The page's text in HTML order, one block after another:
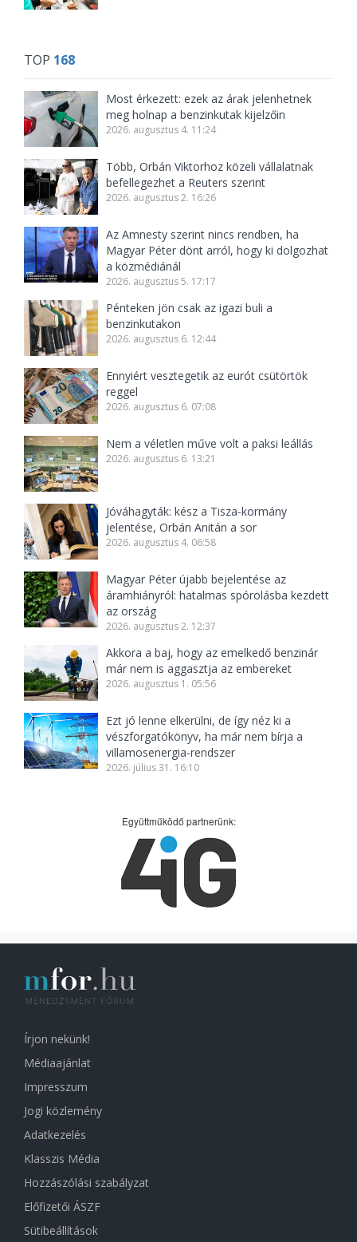
TOP 168
Most érkezett: ezek az árak jelenhetnek
meg holnap a benzinkutak kijelzőin
2026. augusztus 4. 11:24
Több, Orbán Viktorhoz közeli vállalatnak
befellegezhet a Reuters szerint
2026. augusztus 2. 16:26
Az Amnesty szerint nincs rendben, ha
Magyar Péter dönt arról, hogy ki dolgozhat
a közmédiánál
2026. augusztus 5. 17:17
Pénteken jön csak az igazi buli a
benzinkutakon
2026. augusztus 6. 12:44
Ennyiért vesztegetik az eurót csütörtök
reggel
2026. augusztus 6. 07:08
Nem a véletlen műve volt a paksi leállás
2026. augusztus 6. 13:21
Jóváhagyták: kész a Tisza-kormány
jelentése, Orbán Anitán a sor
2026. augusztus 4. 06:58
Magyar Péter újabb bejelentése az
áramhiányról: hatalmas spórolásba kezdett
az ország
2026. augusztus 2. 12:37
Akkora a baj, hogy az emelkedő benzinár
már nem is aggasztja az embereket
2026. augusztus 1. 05:56
Ezt jó lenne elkerülni, de így néz ki a
vészforgatókönyv, ha már nem bírja a
villamosenergia-rendszer
2026. július 31. 16:10
Együttműködő partnerünk:
Írjon nekünk!
Médiaajánlat
Impresszum
Jogi közlemény
Adatkezelés
Klasszis Média
Hozzászólási szabályzat
Előfizetői ÁSZF
Sütibeállítások